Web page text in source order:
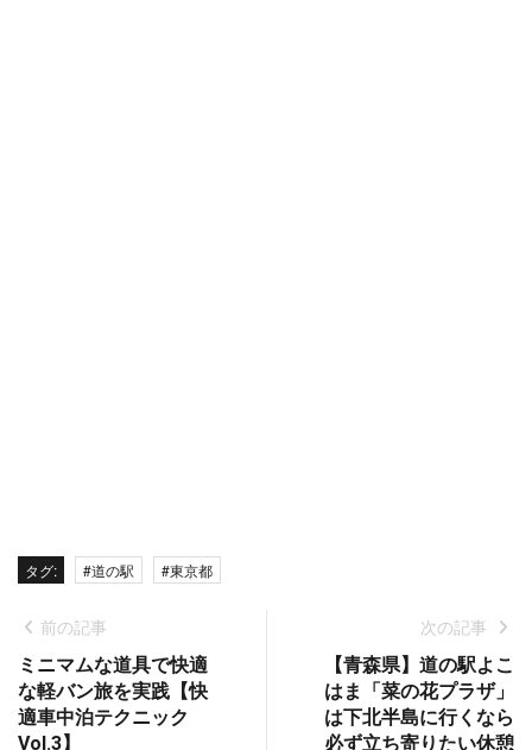
タグ: #道の駅 #東京都
前の記事
ミニマムな道具で快適
な軽バン旅を実践【快
適車中泊テクニック
Vol.3】
次の記事
【青森県】道の駅よこ
はま「菜の花プラザ」
は下北半島に行くなら
必ず立ち寄りたい休憩